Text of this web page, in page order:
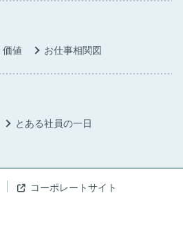
価値 お仕事相関図
とある社員の一日
コーポレートサイト